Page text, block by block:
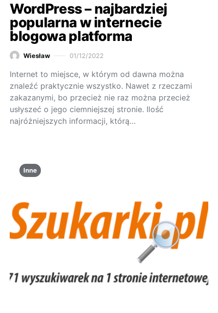
WordPress – najbardziej
popularna w internecie
blogowa platforma
Wiesław 01/12/2022
Internet to miejsce, w którym od dawna można
znaleźć praktycznie wszystko. Nawet z rzeczami
zakazanymi, bo przecież nie raz można przecież
usłyszeć o jego ciemniejszej stronie. Ilość
najróżniejszych informacji, którą…
Inne